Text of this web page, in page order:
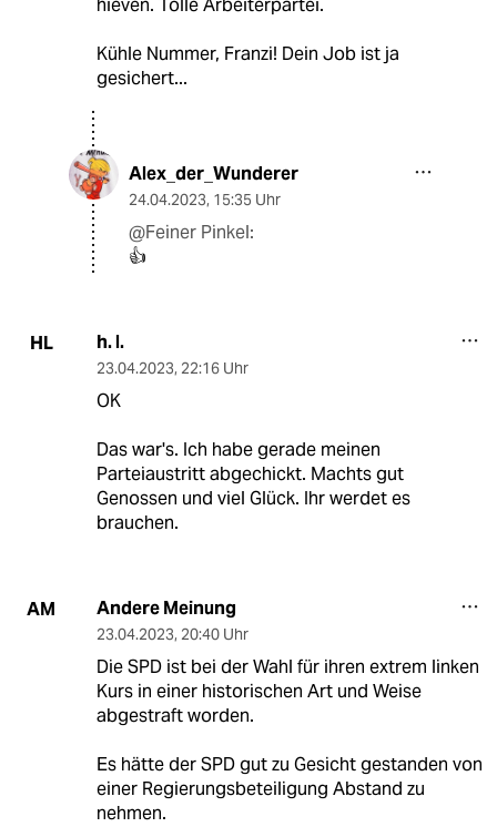
hieven. Tolle Arbeiterpartei.
Kühle Nummer, Franzi! Dein Job ist ja
gesichert...
Alex_der_Wunderer
24.04.2023, 15:35 Uhr
@Feiner Pinkel:
👍
HL h. l.
23.04.2023, 22:16 Uhr
OK
Das war's. Ich habe gerade meinen
Parteiaustritt abgechickt. Machts gut
Genossen und viel Glück. Ihr werdet es
brauchen.
AM Andere Meinung
23.04.2023, 20:40 Uhr
Die SPD ist bei der Wahl für ihren extrem linken
Kurs in einer historischen Art und Weise
abgestraft worden.
Es hätte der SPD gut zu Gesicht gestanden von
einer Regierungsbeteiligung Abstand zu
nehmen.